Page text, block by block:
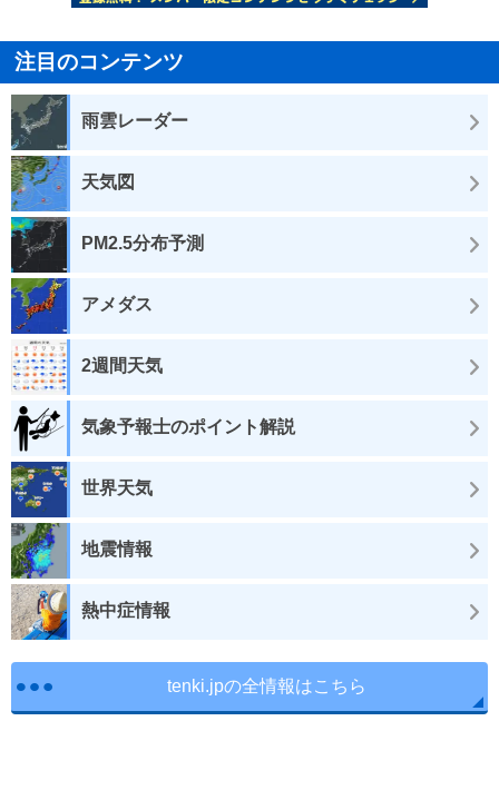
注目のコンテンツ
雨雲レーダー
天気図
PM2.5分布予測
アメダス
2週間天気
気象予報士のポイント解説
世界天気
地震情報
熱中症情報
tenki.jpの全情報はこちら